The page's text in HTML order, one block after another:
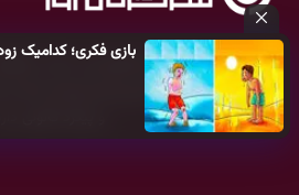
بازی فکری؛ کدامیک
حفظ چیزهایی که ارزش ماندن دارند
دعای نجات از گرفتاری، غم و فقر؛ وقتی
بخوانید
فال
کلیه حقوق مادی و معنوی این سایت
می‌باشد و هر گونه کپی‌برداری توسط دیگر